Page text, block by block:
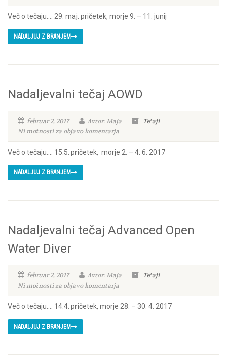
Več o tečaju…. 29. maj. pričetek, morje 9. – 11. junij
NADALJUJ Z BRANJEM
Nadaljevalni tečaj AOWD
februar 2, 2017 Avtor: Maja
Tečaji
Ni možnosti za objavo komentarja
Več o tečaju…. 15.5. pričetek, morje 2. – 4. 6. 2017
NADALJUJ Z BRANJEM
Nadaljevalni tečaj Advanced Open
Water Diver
februar 2, 2017 Avtor: Maja
Tečaji
Ni možnosti za objavo komentarja
Več o tečaju…. 14.4. pričetek, morje 28. – 30. 4. 2017
NADALJUJ Z BRANJEM